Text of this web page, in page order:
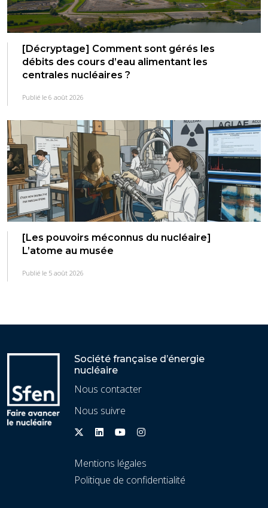
[Décryptage] Comment sont gérés les
débits des cours d’eau alimentant les
centrales nucléaires ?
Publié le 6 août 2026
[Les pouvoirs méconnus du nucléaire]
L’atome au musée
Publié le 5 août 2026
Société française d’énergie
nucléaire
Nous contacter
Nous suivre
Mentions légales
Politique de confidentialité